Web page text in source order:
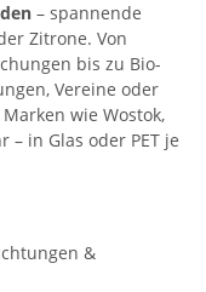
– spannende
Zitrone. Von
bis zu Bio-
Vereine oder
wie Wostok,
– in Glas oder PET je
&